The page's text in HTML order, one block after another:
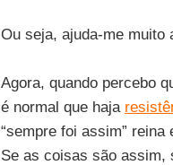
Ou seja, ajuda-me muito
Agora, quando percebo
é normal que haja
“sempre foi assim”
Se as coisas são assim,